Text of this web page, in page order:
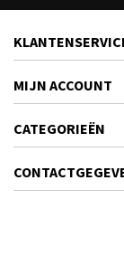
MIJN ACCOUNT
CATEGORIEËN